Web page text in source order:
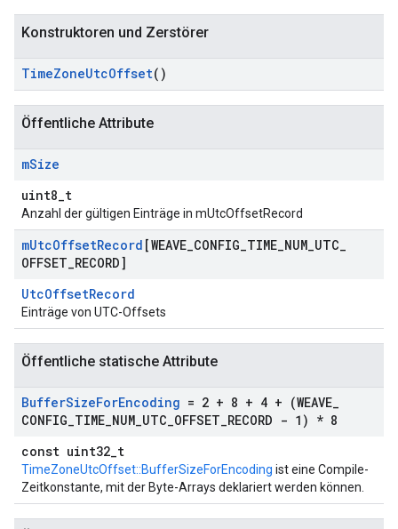
Konstruktoren und Zerstörer
TimeZoneUtcOffset()
Öffentliche Attribute
mSize
uint8_t
Anzahl der gültigen Einträge in mUtcOffsetRecord
mUtcOffsetRecord [WEAVE CONFIG TIME NUM UTC
OFFSET RECORD]
UtcOffsetRecord
Einträge von UTC-Offsets
Öffentliche statische Attribute
BufferSizeForEncoding = 2 + 8 + 4 + (WEAVE
CONFIG TIME NUM UTC OFFSET RECORD - 1) * 8
const uint32_t
TimeZoneUtcOffset::BufferSizeForEncoding ist eine Compile-
Zeitkonstante, mit der Byte-Arrays deklariert werden können.